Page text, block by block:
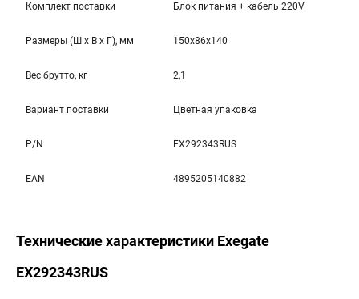
Комплект поставки Блок питания + кабель 220V
Размеры (Ш x В x Г), мм 150x86x140
Вес брутто, кг 2,1
Вариант поставки Цветная упаковка
P/N EX292343RUS
EAN 4895205140882
Технические характеристики Exegate
EX292343RUS